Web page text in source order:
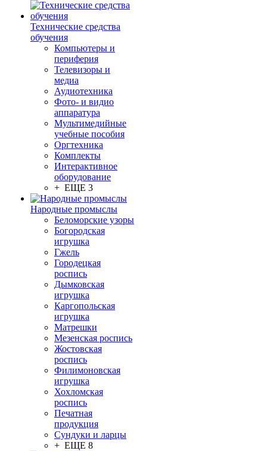
Технические средства
обучения
Компьютеры и
периферия
Телевизоры и
медиа
Аудиотехника
Фото- и видио
аппаратура
Мультимедийные
учебные пособия
Оргтехника
Комплекты
Интерактивное
оборудование
+ ЕЩЕ 3
Народные промыслы
Беломорские узоры
Богородская
игрушка
Гжель
Городецкая
роспись
Дымковская
игрушка
Каргопольская
игрушка
Матрешки
Мезенская роспись
Жостовская
роспись
Филимоновская
игрушка
Хохломская
роспись
Печатная
продукция
Сундуки и ларцы
+ ЕЩЕ 8